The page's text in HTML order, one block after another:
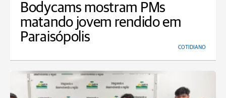
Bodycams mostram PMs
matando jovem rendido em
Paraisópolis
COTIDIANO